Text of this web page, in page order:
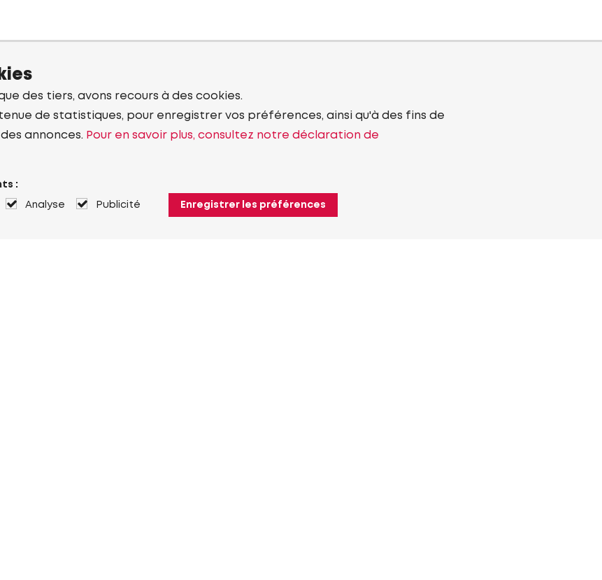
des tiers, avons recours à des cookies.
de statistiques, pour enregistrer vos préférences, ainsi qu'à des fins de
annonces. Pour en savoir plus, consultez notre déclaration de
:
Analyse Publicité Enregistrer les préférences